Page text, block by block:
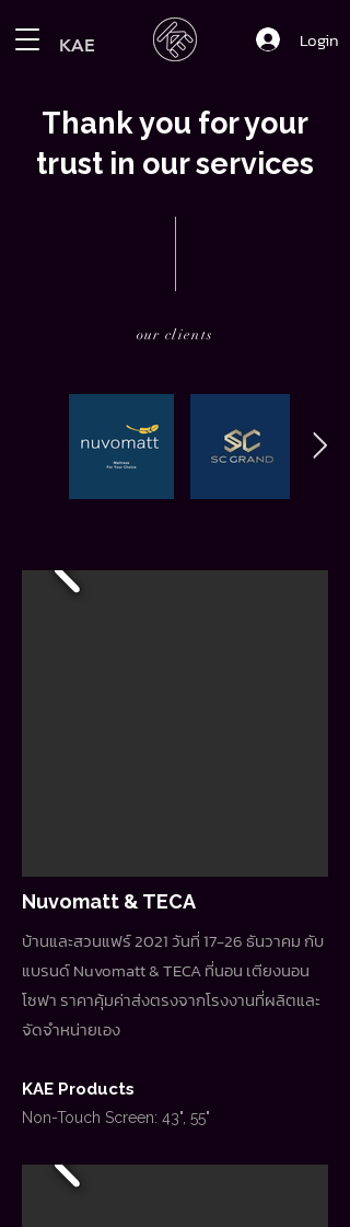
KAE Login
Thank you for your
trust in our services
our clients
Nuvomatt & TECA
บ้านและสวนแฟร์ 2021 วันที่ 17-26 ธันวาคม กับ
แบรนด์ Nuvomatt & TECA ที่นอน เตียงนอน
โซฟา ราคาคุ้มค่าส่งตรงจากโรงงานที่ผลิตและ
จัดจำหน่ายเอง
KAE Products
Non-Touch Screen: 43", 55"